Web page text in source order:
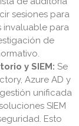
sesiones para
invaluable para
de
y SIEM: Se
Azure AD y
unificada
SIEM
Esto